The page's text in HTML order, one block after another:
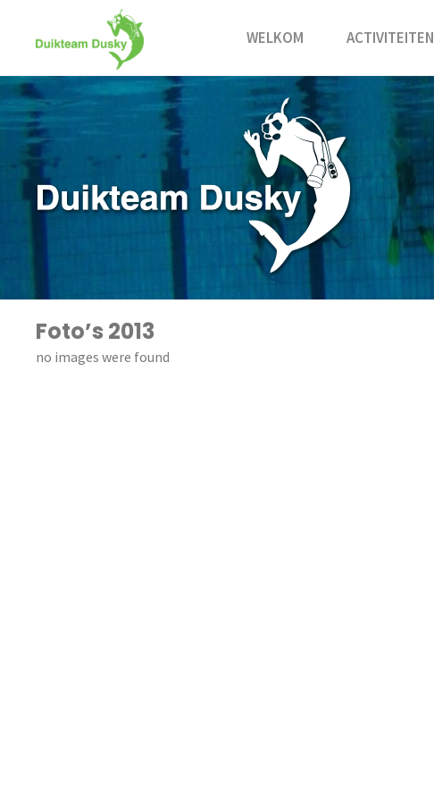
inhoud
WELKOM ACTIVITEITEN
Foto’s 2013
no images were found